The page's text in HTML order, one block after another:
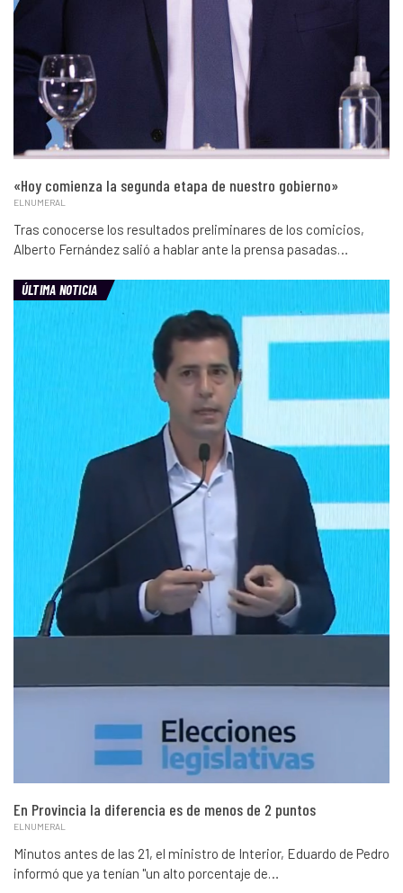
«Hoy comienza la segunda etapa de nuestro gobierno»
ELNUMERAL
Tras conocerse los resultados preliminares de los comicios,
Alberto Fernández salió a hablar ante la prensa pasadas…
ÚLTIMA NOTICIA
En Provincia la diferencia es de menos de 2 puntos
ELNUMERAL
Minutos antes de las 21, el ministro de Interior, Eduardo de Pedro
informó que ya tenían "un alto porcentaje de…